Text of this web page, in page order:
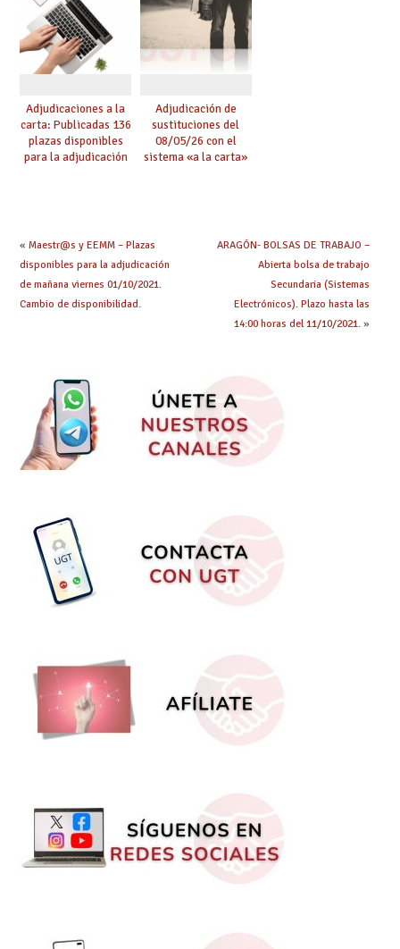
Adjudicaciones a la
carta: Publicadas 136
plazas disponibles
para la adjudicación
Adjudicación de
sustituciones del
08/05/26 con el
sistema «a la carta»
« Maestr@s y EEMM – Plazas
disponibles para la adjudicación
de mañana viernes 01/10/2021.
Cambio de disponibilidad.
ARAGÓN- BOLSAS DE TRABAJO –
Abierta bolsa de trabajo
Secundaria (Sistemas
Electrónicos). Plazo hasta las
14:00 horas del 11/10/2021.»